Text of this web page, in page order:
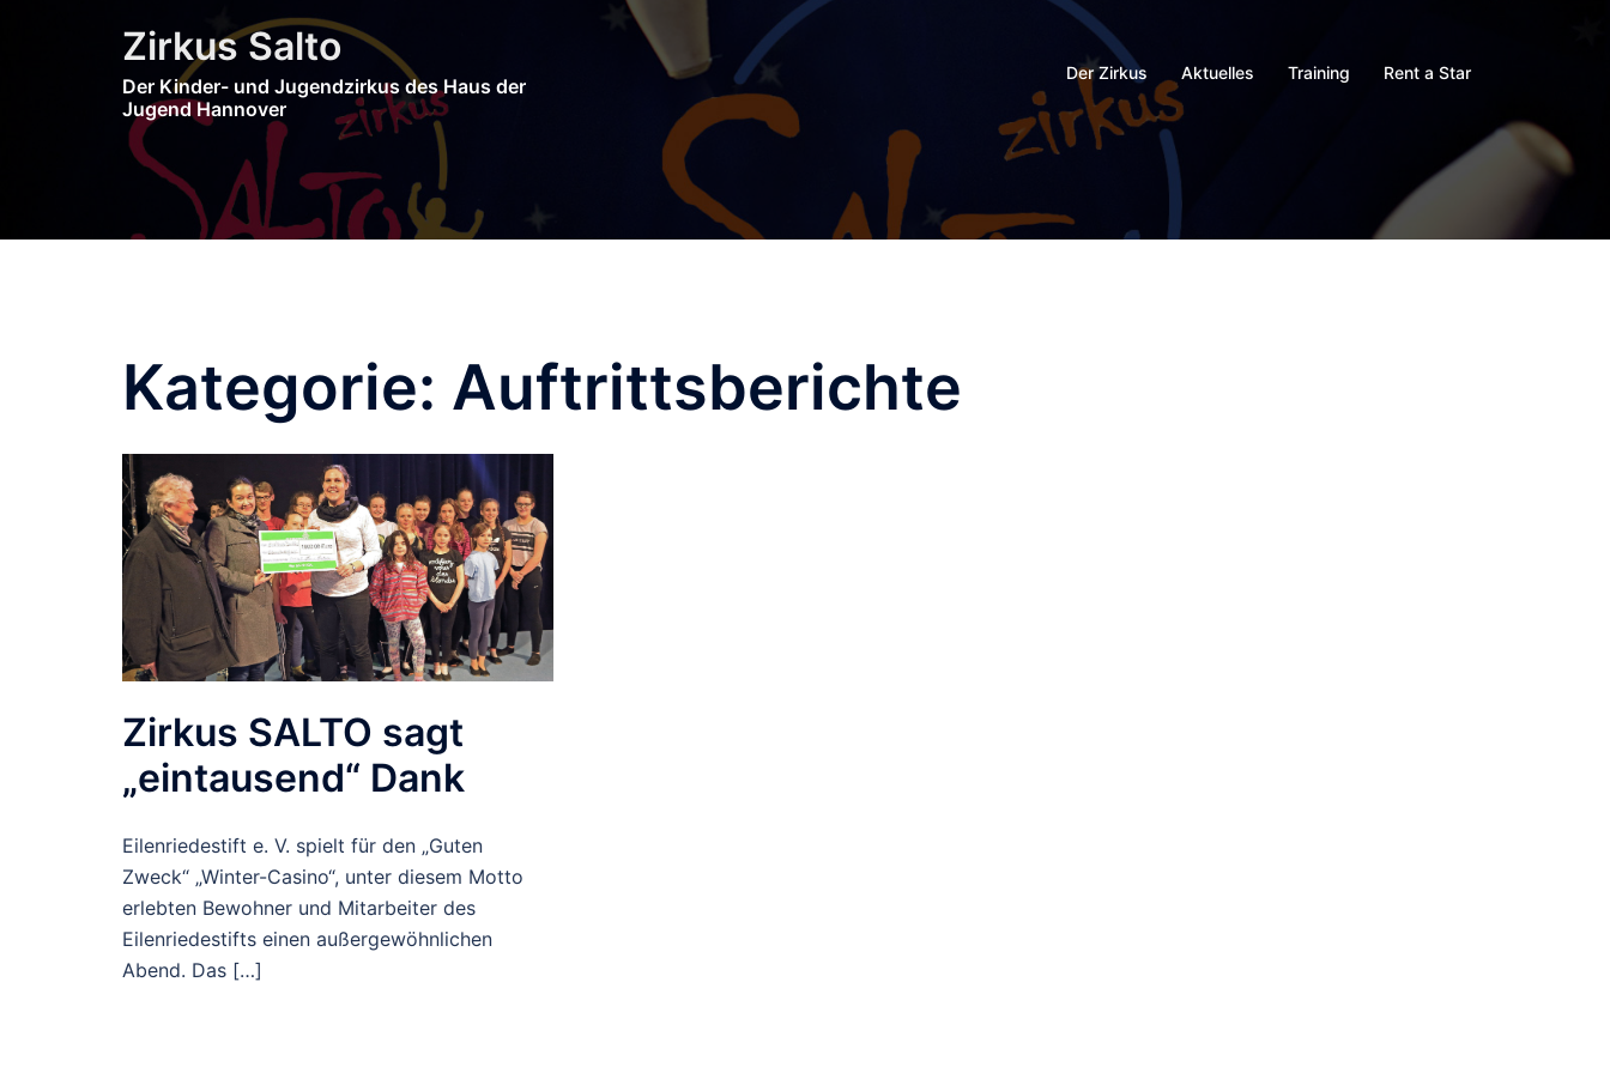
Zirkus Salto
Der Kinder- und Jugendzirkus des Haus der
Jugend Hannover
Der Zirkus Aktuelles Training Rent a Star
Kategorie: Auftrittsberichte
Zirkus SALTO sagt
„eintausend“ Dank
Eilenriedestift e. V. spielt für den „Guten
Zweck“ „Winter-Casino“, unter diesem Motto
erlebten Bewohner und Mitarbeiter des
Eilenriedestifts einen außergewöhnlichen
Abend. Das […]